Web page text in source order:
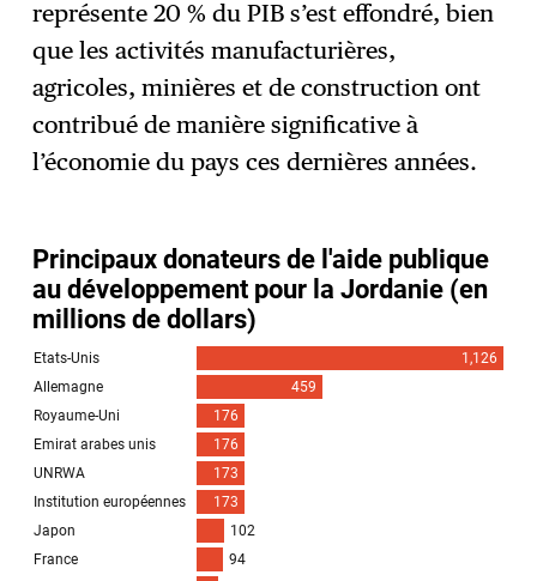
représente 20 % du PIB s’est effondré, bien
que les activités manufacturières,
agricoles, minières et de construction ont
contribué de manière significative à
l’économie du pays ces dernières années.